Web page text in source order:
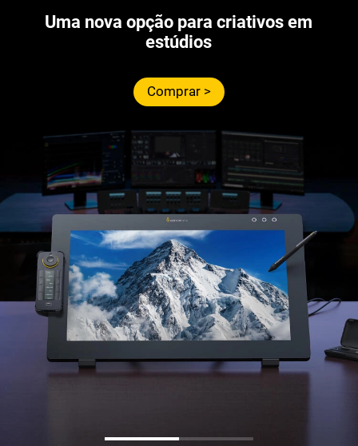
Uma nova opção para criativos em
estúdios
Comprar >